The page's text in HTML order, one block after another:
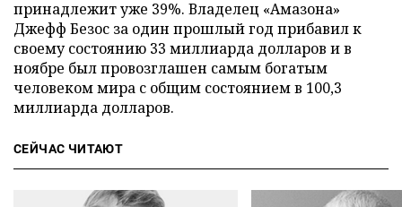
принадлежит уже 39%. Владелец «Амазона»
Джефф Безос за один прошлый год прибавил к
своему состоянию 33 миллиарда долларов и в
ноябре был провозглашен самым богатым
человеком мира с общим состоянием в 100,3
миллиарда долларов.
СЕЙЧАС ЧИТАЮТ